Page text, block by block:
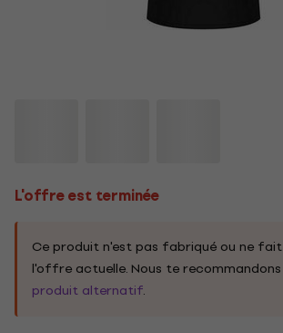
L'offre est terminée
Ce produit n'est pas fabriqué ou ne
l'offre actuelle. Nous te
produit alternatif.